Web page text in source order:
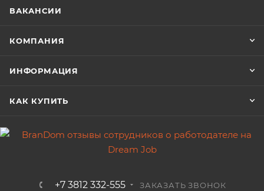
ВАКАНСИИ
КОМПАНИЯ
ИНФОРМАЦИЯ
КАК КУПИТЬ
+7 3812 332-555 ЗАКАЗАТЬ ЗВОНОК